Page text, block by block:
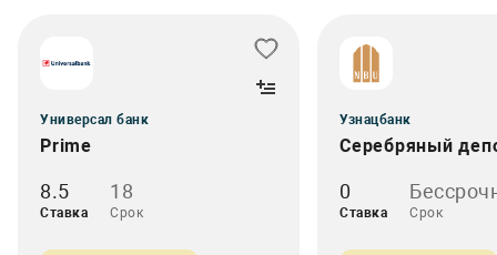
Универсал банк
Prime
8.5
Ставка
18
Срок
Узнацбанк
Серебряный
0
Ставка Срок